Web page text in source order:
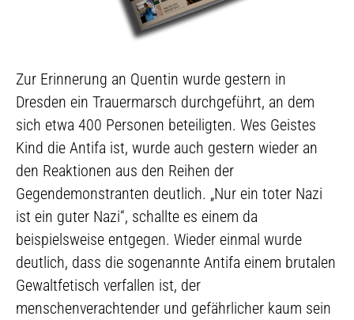
Zur Erinnerung an Quentin wurde gestern in
Dresden ein Trauermarsch durchgeführt, an dem
sich etwa 400 Personen beteiligten. Wes Geistes
Kind die Antifa ist, wurde auch gestern wieder an
den Reaktionen aus den Reihen der
Gegendemonstranten deutlich. „Nur ein toter Nazi
ist ein guter Nazi“, schallte es einem da
beispielsweise entgegen. Wieder einmal wurde
deutlich, dass die sogenannte Antifa einem brutalen
Gewaltfetisch verfallen ist, der
menschenverachtender und gefährlicher kaum sein